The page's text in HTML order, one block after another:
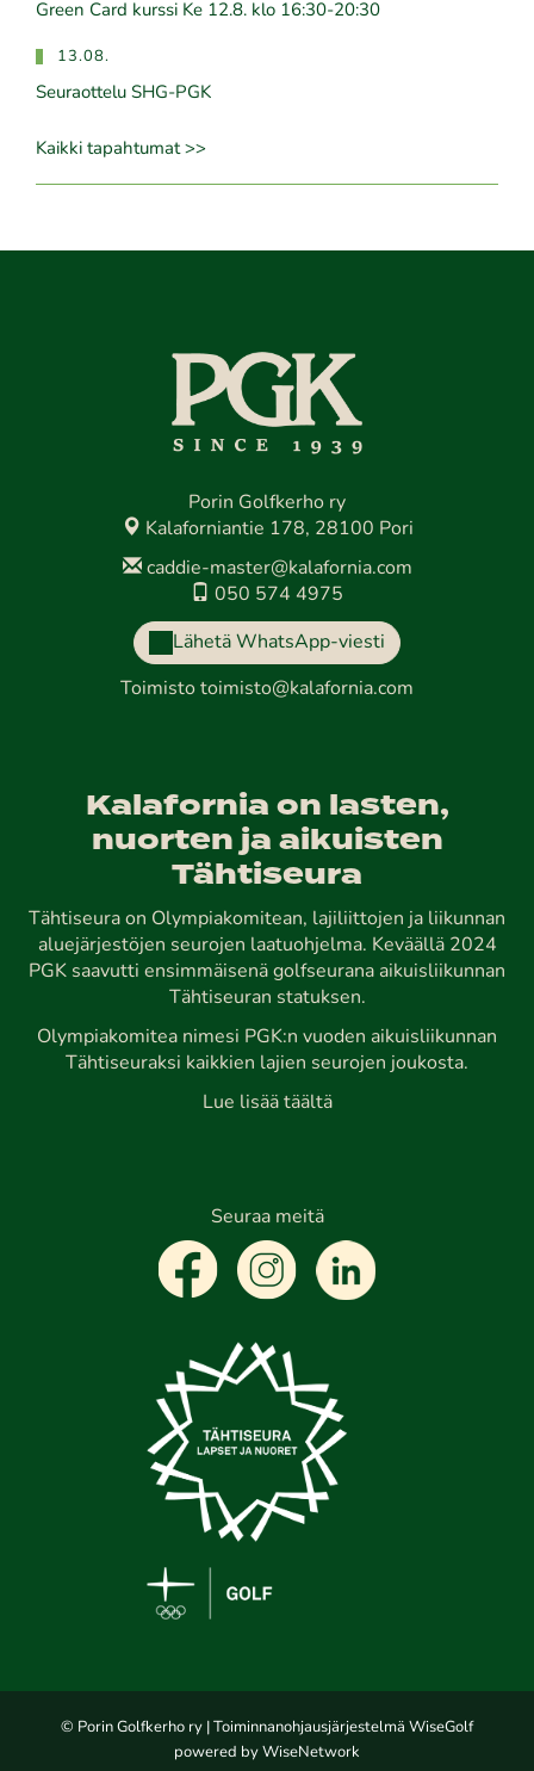
Green Card kurssi Ke 12.8. klo 16:30-20:30
13.08.
Seuraottelu SHG-PGK
Kaikki tapahtumat >>
Porin Golfkerho ry
Kalaforniantie 178, 28100 Pori
caddie-master@kalafornia.com
050 574 4975
Lähetä WhatsApp-viesti
Toimisto toimisto@kalafornia.com
Kalafornia on lasten,
nuorten ja aikuisten
Tähtiseura
Tähtiseura on Olympiakomitean, lajiliittojen ja liikunnan
aluejärjestöjen seurojen laatuohjelma. Keväällä 2024
PGK saavutti ensimmäisenä golfseurana aikuisliikunnan
Tähtiseuran statuksen.
Olympiakomitea nimesi PGK:n vuoden aikuisliikunnan
Tähtiseuraksi kaikkien lajien seurojen joukosta.
Lue lisää täältä
Seuraa meitä
© Porin Golfkerho ry | Toiminnanohjausjärjestelmä WiseGolf
powered by WiseNetwork